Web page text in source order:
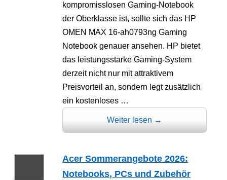
kompromisslosen Gaming-Notebook
der Oberklasse ist, sollte sich das HP
OMEN MAX 16-ah0793ng Gaming
Notebook genauer ansehen. HP bietet
das leistungsstarke Gaming-System
derzeit nicht nur mit attraktivem
Preisvorteil an, sondern legt zusätzlich
ein kostenloses …
Weiter lesen →
Acer Sommerangebote 2026:
Notebooks, PCs und Zubehör